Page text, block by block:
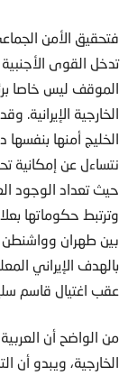
فتحقيق الأمن
تدخل القوى
الموقف ليس خاصا
الخارجية الإيرانية.
الخليج أمنها
نتساءل عن إمكانية
حيث تعداد الوجود
وترتبط حكوماتها
بين طهران وواشنطن
بالهدف الإيراني
عقب اغتيال قاسم
من الواضح أن
الخارجية، ويبدو أن